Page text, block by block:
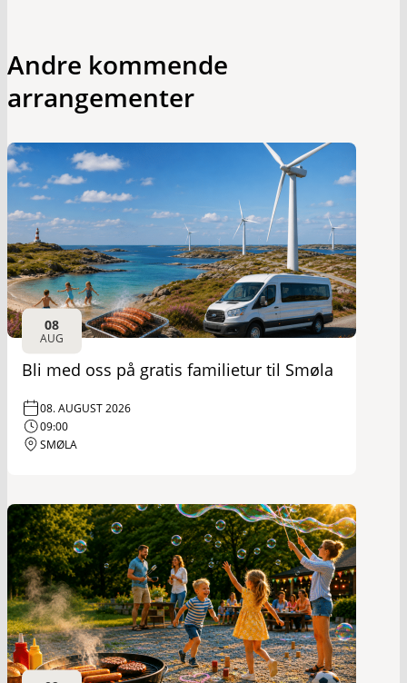
Andre kommende
arrangementer
08
AUG
Bli med oss på gratis familietur til Smøla
08. AUGUST 2026
09:00
SMØLA